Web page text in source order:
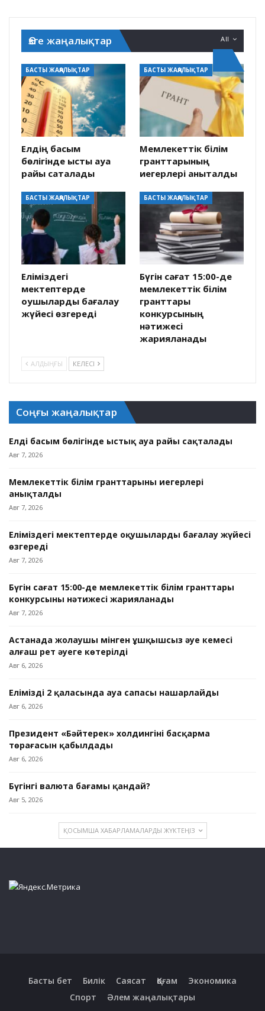
All
Өзге жаңалықтар
БАСТЫ ЖАҢАЛЫҚТАР
Елдің басым
бөлігінде ыстық ауа
райы сақталады
БАСТЫ ЖАҢАЛЫҚТАР
Мемлекеттік білім
гранттарының
иегерлері анықталды
БАСТЫ ЖАҢАЛЫҚТАР
Еліміздегі
мектептерде
оқушыларды бағалау
жүйесі өзгереді
БАСТЫ ЖАҢАЛЫҚТАР
Бүгін сағат 15:00-де
мемлекеттік білім
гранттары
конкурсының
нәтижесі
жарияланады
АЛДЫҢҒЫ КЕЛЕСІ
Соңғы жаңалықтар
Елдің басым бөлігінде ыстық ауа райы сақталады
Авг 7, 2026
Мемлекеттік білім гранттарының иегерлері
анықталды
Авг 7, 2026
Еліміздегі мектептерде оқушыларды бағалау жүйесі
өзгереді
Авг 7, 2026
Бүгін сағат 15:00-де мемлекеттік білім гранттары
конкурсының нәтижесі жарияланады
Авг 7, 2026
Астанада жолаушы мінген ұшқышсыз әуе кемесі
алғаш рет әуеге көтерілді
Авг 6, 2026
Еліміздің 2 қаласында ауа сапасы нашарлайды
Авг 6, 2026
Президент «Бәйтерек» холдингінің басқарма
төрағасын қабылдады
Авг 6, 2026
Бүгінгі валюта бағамы қандай?
Авг 5, 2026
ҚОСЫМША ХАБАРЛАМАЛАРДЫ ЖҮКТЕҢІЗ
Басты бет Билік Саясат Қоғам
Экономика
Спорт
Әлем жаңалықтары